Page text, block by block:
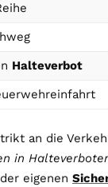
Halteverbot
an die
in
eigenen